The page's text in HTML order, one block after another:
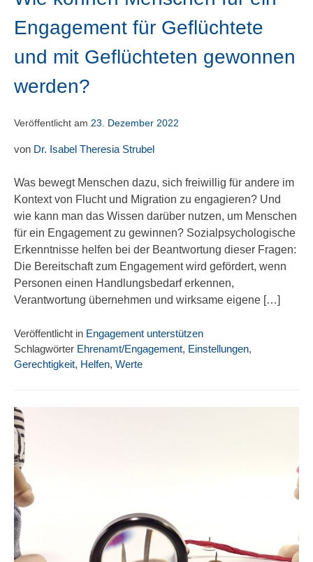
Engagement für Geflüchtete
und mit Geflüchteten gewonnen
werden?
Veröffentlicht am 23. Dezember 2022
von Dr. Isabel Theresia Strubel
Was bewegt Menschen dazu, sich freiwillig für andere im
Kontext von Flucht und Migration zu engagieren? Und
wie kann man das Wissen darüber nutzen, um Menschen
für ein Engagement zu gewinnen? Sozialpsychologische
Erkenntnisse helfen bei der Beantwortung dieser Fragen:
Die Bereitschaft zum Engagement wird gefördert, wenn
Personen einen Handlungsbedarf erkennen,
Verantwortung übernehmen und wirksame eigene […]
Veröffentlicht in Engagement unterstützen
Schlagwörter Ehrenamt/Engagement, Einstellungen,
Gerechtigkeit, Helfen, Werte